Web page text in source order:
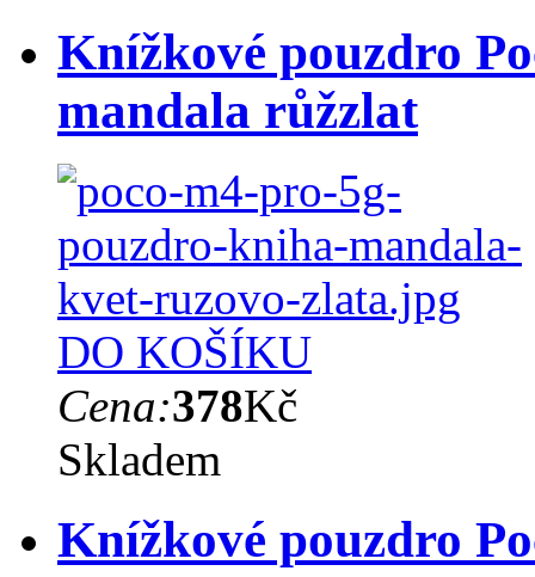
Knížkové pouzdro
mandala růžzlat
DO KOŠÍKU
Cena:378Kč
Skladem
Knížkové pouzdro